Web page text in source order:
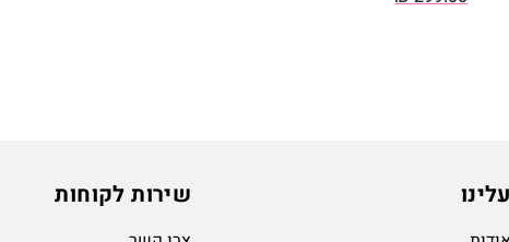
שירות לקוחות